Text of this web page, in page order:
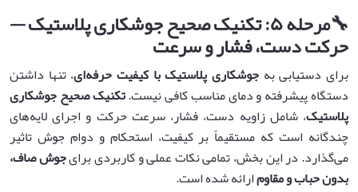
🔧مرحله۵: تکنیک صحیح جوشکاری پلاستیک —
حرکت دست، فشار و سرعت
برای دستیابی به جوشکاری پلاستیک با کیفیت حرفه‌ای، تنها داشتن
دستگاه پیشرفته و دمای مناسب کافی نیست.تکنیک صحیح جوشکاری
پلاستیک، شامل زاویه دست، فشار، سرعت حرکت و اجرای لایه‌های
چندگانه است که مستقیماً بر کیفیت، استحکام و دوام جوش تاثیر
می‌گذارد. در این بخش، تمامی نکات عملی و کاربردی برایجوش صاف،
بدون حباب و مقاومارائه شده است.